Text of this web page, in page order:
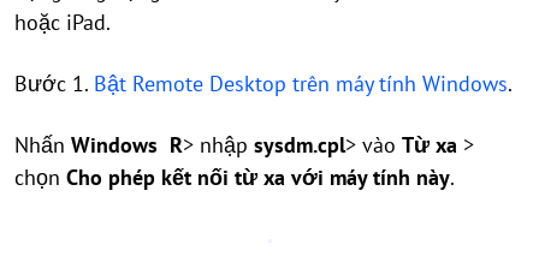
hoặc iPad.
Bước 1. Bật Remote Desktop trên máy tính Windows.
Nhấn Windows R> nhập sysdm.cpl> vào Từ xa >
chọn Cho phép kết nối từ xa với máy tính này.